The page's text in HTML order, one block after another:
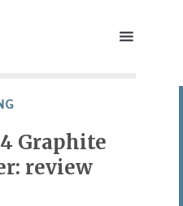
Graphite
review